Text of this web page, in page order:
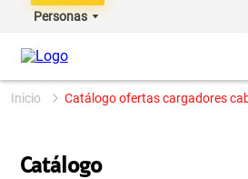
Personas
catálogo ofertas cargadores
Catálogo